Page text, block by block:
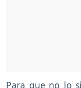
Para que no lo